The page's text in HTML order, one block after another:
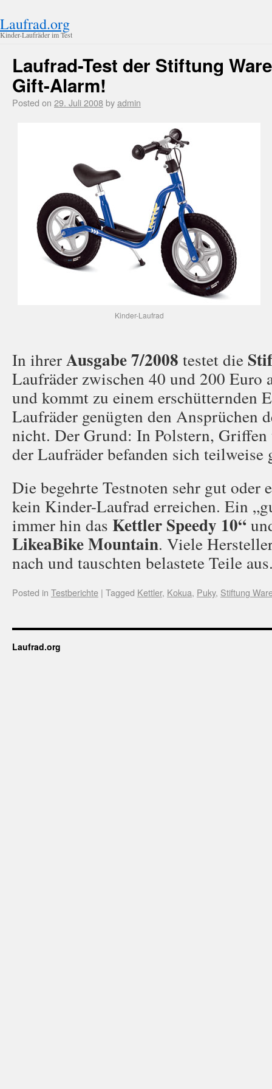
Laufrad.org
Kinder-Laufräder im Test
Laufrad-Test der Stiftung
Gift-Alarm!
Posted on 29. Juli 2008byadmin
Kinder-Laufrad
In ihrerAusgabe 7/2008 testet die
Laufräder zwischen 40 und 200 Euro
und kommt zu einem erschütternden
Laufräder genügten den Ansprüchen
nicht. Der Grund: In Polstern, Griffen
der Laufräder befanden sich teilweise
Die begehrte Testnoten sehr gut oder
kein Kinder-Laufrad erreichen. Ein
immer hin das Kettler Speedy 10“
LikeaBike Mountain. Viele
nach und tauschten belastete Teile
Posted in Testberichte | Tagged Kettler, Kokua, Puky, Stiftung
Laufrad.org